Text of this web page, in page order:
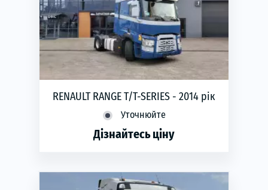
RENAULT RANGE T/T-SERIES - 2014 рік
Уточнюйте
Дізнайтесь ціну